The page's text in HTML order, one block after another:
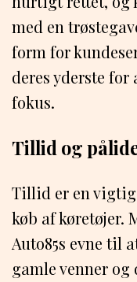
med en
form for
deres yderste for
fokus.
Tillid og
Tillid er en
køb af køretøjer.
Auto85s evne til
gamle venner og